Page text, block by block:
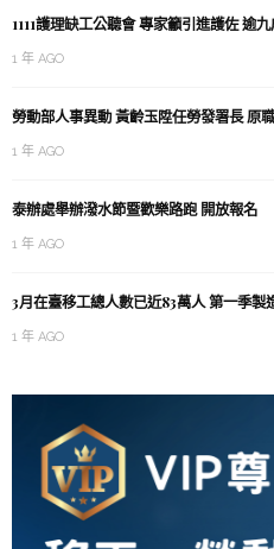
1111護理缺工公聽會 專家籲引進護佐 逾
1 年 AGO
勞動部人事異動 黃齡玉陞任勞發署長 原
1 年 AGO
泰辦處舉辦潑水節暨歡樂路跑 開放報名
1 年 AGO
3月在臺移工總人數已近83萬人 第一季製
1 年 AGO